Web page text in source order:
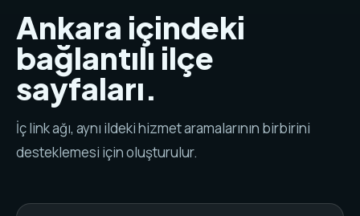
Ankara içindeki
bağlantılı ilçe
sayfaları.
İç link ağı, aynı ildeki hizmet aramalarının birbirini
desteklemesi için oluşturulur.